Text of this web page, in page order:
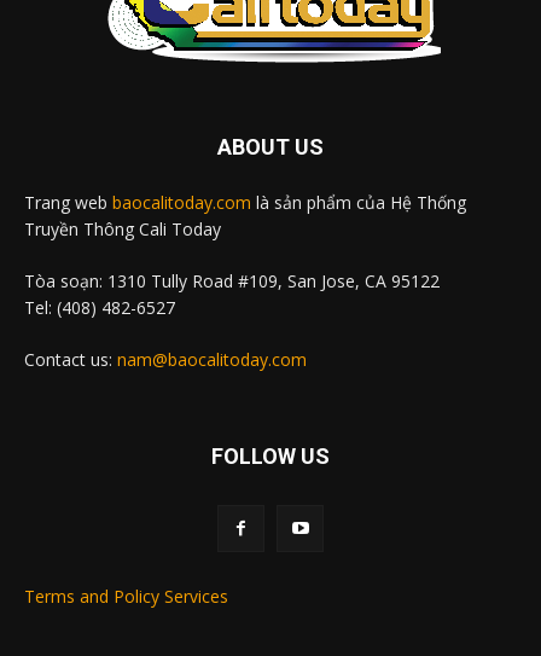
ABOUT US
Trang web baocalitoday.com là sản phẩm của Hệ Thống
Truyền Thông Cali Today
Tòa soạn: 1310 Tully Road #109, San Jose, CA 95122
Tel: (408) 482-6527
Contact us: nam@baocalitoday.com
FOLLOW US
Terms and Policy Services